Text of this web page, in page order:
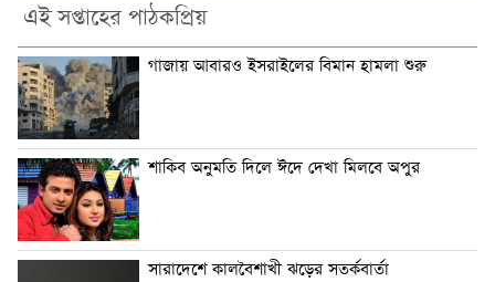
এই সপ্তাহের পাঠকপ্রিয়
গাজায় আবারও ইসরাইলের বিমান হামলা শুরু
শাকিব অনুমতি দিলে ঈদে দেখা মিলবে অপুর
সারাদেশে কালবৈশাখী ঝড়ের সতর্কবার্তা